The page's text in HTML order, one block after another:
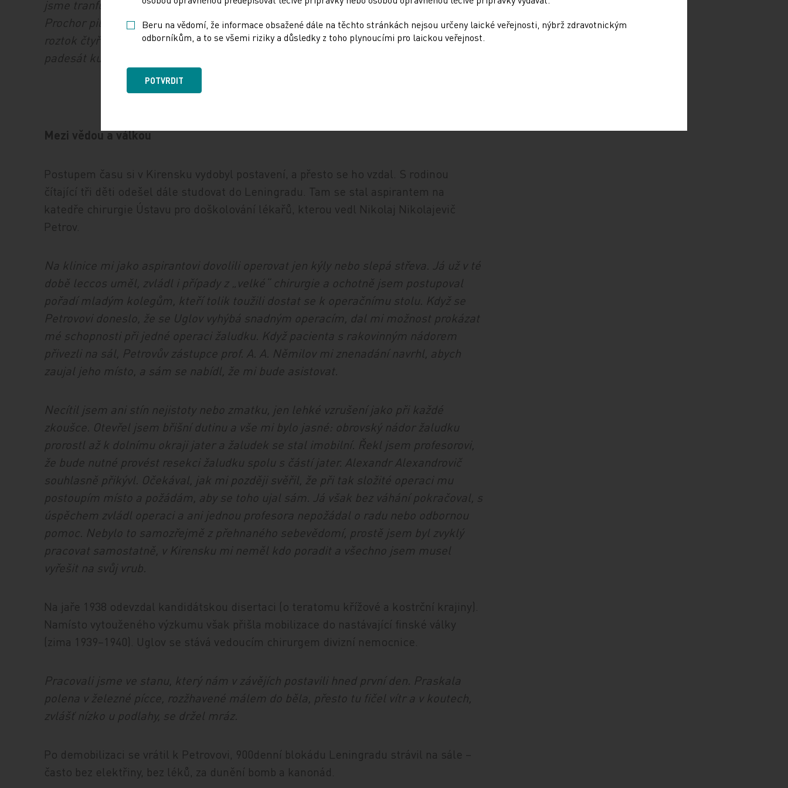
jsme tranfuzi. Bez nejmenšího účinku. Když mi pak jeho příbuzní prozradili, že
Prochor pil zřídkakdy, ale zato pořádně a hodně vydržel, nařídil jsem sestře připravit
roztok čtyřicetiprocentní glukózy s deseti procenty alkoholu. Píchli jsme mu do žíly
padesát kubíků a s úlevou sledovali, jak se tep lepší.
Mezi vědou a válkou
Postupem času si v Kirensku vydobyl postavení, a přesto se ho vzdal. S rodinou
čítající tři děti odešel dále studovat do Leningradu. Tam se stal aspirantem na
katedře chirurgie Ústavu pro doškolování lékařů, kterou vedl Nikolaj Nikolajevič
Petrov.
Na klinice mi jako aspirantovi dovolili operovat jen kýly nebo slepá střeva. Já už v té
době leccos uměl, zvládl i případy z „velké“ chirurgie a ochotně jsem postupoval
pořadí mladým kolegům, kteří tolik toužili dostat se k operačnímu stolu. Když se
Petrovovi doneslo, že se Uglov vyhýbá snadným operacím, dal mi možnost prokázat
mé schopnosti při jedné operaci žaludku. Když pacienta s rakovinným nádorem
přivezli na sál, Petrovův zástupce prof. A. A. Němilov mi znenadání navrhl, abych
zaujal jeho místo, a sám se nabídl, že mi bude asistovat.
Necítil jsem ani stín nejistoty nebo zmatku, jen lehké vzrušení jako při každé
zkoušce. Otevřel jsem břišní dutinu a vše mi bylo jasné: obrovský nádor žaludku
prorostl až k dolnímu okraji jater a žaludek se stal imobilní. Řekl jsem profesorovi,
že bude nutné provést resekci žaludku spolu s částí jater. Alexandr Alexandrovič
souhlasně přikývl. Očekával, jak mi později svěřil, že při tak složité operaci mu
postoupím místo a požádám, aby se toho ujal sám. Já však bez váhání pokračoval, s
úspěchem zvládl operaci a ani jednou profesora nepožádal o radu nebo odbornou
pomoc. Nebylo to samozřejmě z přehnaného sebevědomí, prostě jsem byl zvyklý
pracovat samostatně, v Kirensku mi neměl kdo poradit a všechno jsem musel
vyřešit na svůj vrub.
Na jaře 1938 odevzdal kandidátskou disertaci (o teratomu křížové a kostrční krajiny).
Namísto vytouženého výzkumu však přišla mobilizace do nastávající finské války
(zima 1939–1940). Uglov se stává vedoucím chirurgem divizní nemocnice.
Pracovali jsme ve stanu, který nám v závějích postavili hned první den. Praskala
polena v železné pícce, rozžhavené málem do běla, přesto tu fičel vítr a v koutech,
zvlášť nízko u podlahy, se držel mráz.
Po demobilizaci se vrátil k Petrovovi, 900denní blokádu Leningradu strávil na sále –
často bez elektřiny, bez léků, za dunění bomb a kanonád.
Beru na vědomí, že informace obsažené dále na těchto stránkách nejsou určeny laické veřejnosti, nýbrž zdravotnickým
odborníkům, a to se všemi riziky a důsledky z toho plynoucími pro laickou veřejnost.
POTVRDIT